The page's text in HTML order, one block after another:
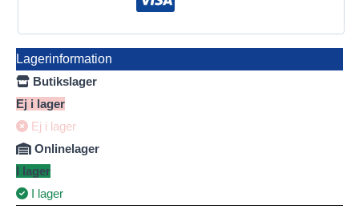
Lagerinformation
Butikslager
Ej i lager
Ej i lager
Onlinelager
I lager
I lager